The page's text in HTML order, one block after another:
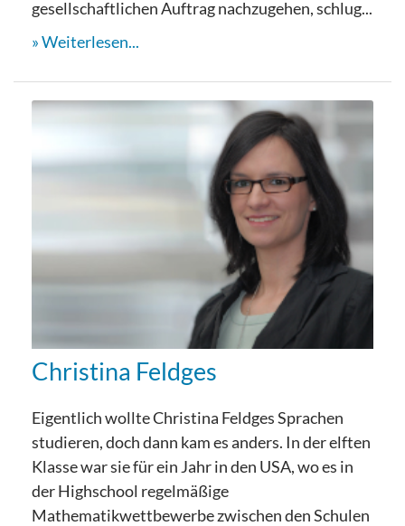
gesellschaftlichen Auftrag nachzugehen, schlug...
Weiterlesen...
Christina Feldges
Eigentlich wollte Christina Feldges Sprachen
studieren, doch dann kam es anders. In der elften
Klasse war sie für ein Jahr in den USA, wo es in
der Highschool regelmäßige
Mathematikwettbewerbe zwischen den Schulen